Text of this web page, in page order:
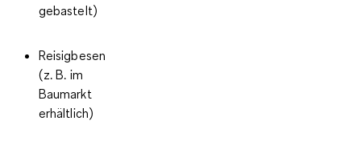
gebastelt)
Reisigbesen
(z. B. im
Baumarkt
erhältlich)